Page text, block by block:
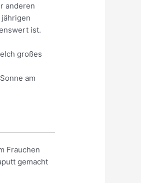
anderen
ist.
großes
am
Frauchen
gemacht